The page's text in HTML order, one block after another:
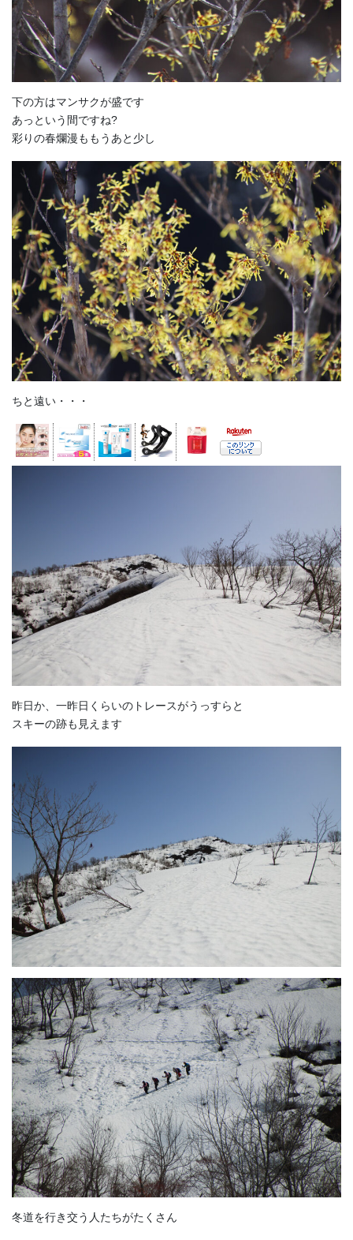
下の方はマンサクが盛です
あっという間ですね?
彩りの春爛漫ももうあと少し
ちと遠い・・・
昨日か、一昨日くらいのトレースがうっすらと
スキーの跡も見えます
冬道を行き交う人たちがたくさん